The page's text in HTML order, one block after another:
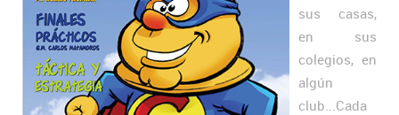
sus casas,
en sus
colegios, en
algún
club...Cada